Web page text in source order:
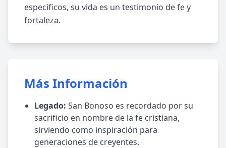
específicos, su vida es un testimonio de fe y
fortaleza.
Más Información
Legado: San Bonoso es recordado por su
sacrificio en nombre de la fe cristiana,
sirviendo como inspiración para
generaciones de creyentes.